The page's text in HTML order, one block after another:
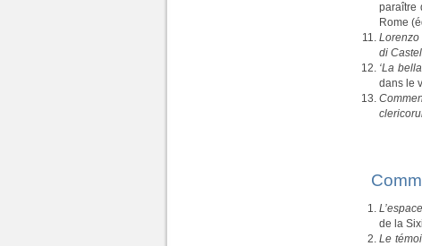
paraître
Rome
Lorenzo
di
‘La
dans le
de la
Le